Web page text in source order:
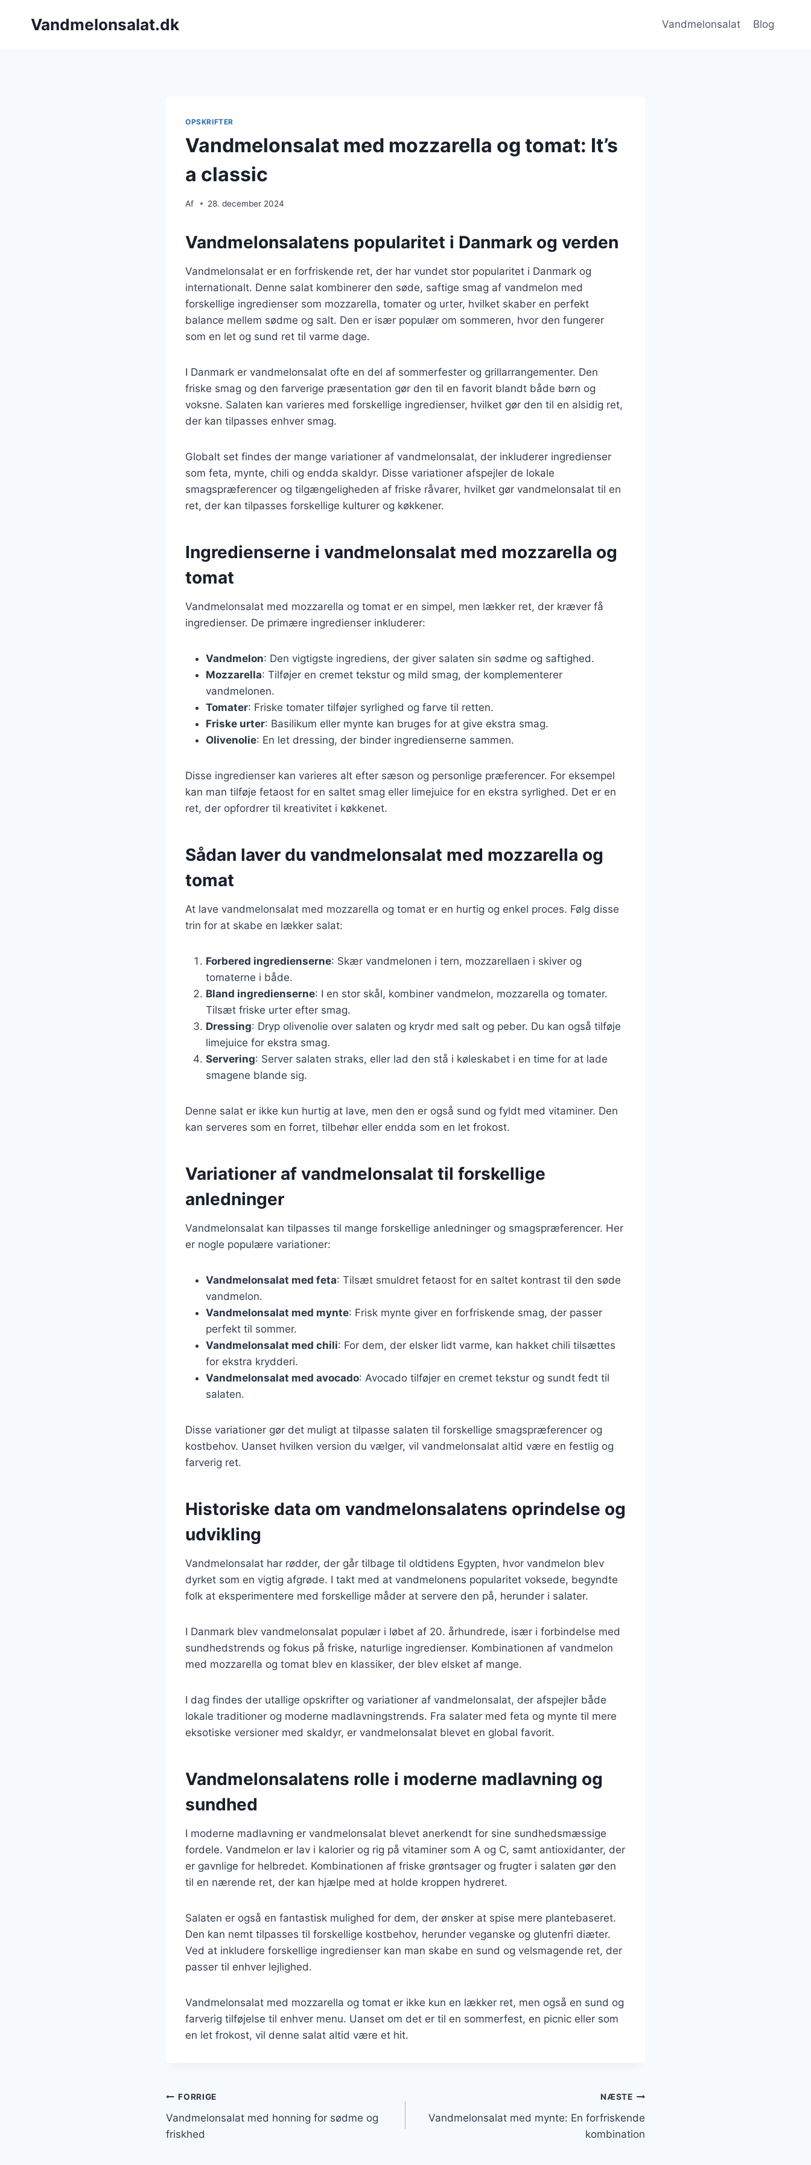
Vandmelonsalat.dk Vandmelonsalat Blog
OPSKRIFTER
Vandmelonsalat med mozzarella og tomat: It’s
a classic
Af 28. december 2024
Vandmelonsalatens popularitet i Danmark og verden
Vandmelonsalat er en forfriskende ret, der har vundet stor popularitet i Danmark og
internationalt. Denne salat kombinerer den søde, saftige smag af vandmelon med
forskellige ingredienser som mozzarella, tomater og urter, hvilket skaber en perfekt
balance mellem sødme og salt. Den er især populær om sommeren, hvor den fungerer
som en let og sund ret til varme dage.
I Danmark er vandmelonsalat ofte en del af sommerfester og grillarrangementer. Den
friske smag og den farverige præsentation gør den til en favorit blandt både børn og
voksne. Salaten kan varieres med forskellige ingredienser, hvilket gør den til en alsidig ret,
der kan tilpasses enhver smag.
Globalt set findes der mange variationer af vandmelonsalat, der inkluderer ingredienser
som feta, mynte, chili og endda skaldyr. Disse variationer afspejler de lokale
smagspræferencer og tilgængeligheden af friske råvarer, hvilket gør vandmelonsalat til en
ret, der kan tilpasses forskellige kulturer og køkkener.
Ingredienserne i vandmelonsalat med mozzarella og
tomat
Vandmelonsalat med mozzarella og tomat er en simpel, men lækker ret, der kræver få
ingredienser. De primære ingredienser inkluderer:
Vandmelon: Den vigtigste ingrediens, der giver salaten sin sødme og saftighed.
Mozzarella: Tilføjer en cremet tekstur og mild smag, der komplementerer
vandmelonen.
Tomater: Friske tomater tilføjer syrlighed og farve til retten.
Friske urter: Basilikum eller mynte kan bruges for at give ekstra smag.
Olivenolie: En let dressing, der binder ingredienserne sammen.
Disse ingredienser kan varieres alt efter sæson og personlige præferencer. For eksempel
kan man tilføje fetaost for en saltet smag eller limejuice for en ekstra syrlighed. Det er en
ret, der opfordrer til kreativitet i køkkenet.
Sådan laver du vandmelonsalat med mozzarella og
tomat
At lave vandmelonsalat med mozzarella og tomat er en hurtig og enkel proces. Følg disse
trin for at skabe en lækker salat:
Forbered ingredienserne: Skær vandmelonen i tern, mozzarellaen i skiver og
tomaterne i både.
Bland ingredienserne: I en stor skål, kombiner vandmelon, mozzarella og tomater.
Tilsæt friske urter efter smag.
Dressing: Dryp olivenolie over salaten og krydr med salt og peber. Du kan også tilføje
limejuice for ekstra smag.
Servering: Server salaten straks, eller lad den stå i køleskabet i en time for at lade
smagene blande sig.
Denne salat er ikke kun hurtig at lave, men den er også sund og fyldt med vitaminer. Den
kan serveres som en forret, tilbehør eller endda som en let frokost.
Variationer af vandmelonsalat til forskellige
anledninger
Vandmelonsalat kan tilpasses til mange forskellige anledninger og smagspræferencer. Her
er nogle populære variationer:
Vandmelonsalat med feta: Tilsæt smuldret fetaost for en saltet kontrast til den søde
vandmelon.
Vandmelonsalat med mynte: Frisk mynte giver en forfriskende smag, der passer
perfekt til sommer.
Vandmelonsalat med chili: For dem, der elsker lidt varme, kan hakket chili tilsættes
for ekstra krydderi.
Vandmelonsalat med avocado: Avocado tilføjer en cremet tekstur og sundt fedt til
salaten.
Disse variationer gør det muligt at tilpasse salaten til forskellige smagspræferencer og
kostbehov. Uanset hvilken version du vælger, vil vandmelonsalat altid være en festlig og
farverig ret.
Historiske data om vandmelonsalatens oprindelse og
udvikling
Vandmelonsalat har rødder, der går tilbage til oldtidens Egypten, hvor vandmelon blev
dyrket som en vigtig afgrøde. I takt med at vandmelonens popularitet voksede, begyndte
folk at eksperimentere med forskellige måder at servere den på, herunder i salater.
I Danmark blev vandmelonsalat populær i løbet af 20. århundrede, især i forbindelse med
sundhedstrends og fokus på friske, naturlige ingredienser. Kombinationen af vandmelon
med mozzarella og tomat blev en klassiker, der blev elsket af mange.
I dag findes der utallige opskrifter og variationer af vandmelonsalat, der afspejler både
lokale traditioner og moderne madlavningstrends. Fra salater med feta og mynte til mere
eksotiske versioner med skaldyr, er vandmelonsalat blevet en global favorit.
Vandmelonsalatens rolle i moderne madlavning og
sundhed
I moderne madlavning er vandmelonsalat blevet anerkendt for sine sundhedsmæssige
fordele. Vandmelon er lav i kalorier og rig på vitaminer som A og C, samt antioxidanter, der
er gavnlige for helbredet. Kombinationen af friske grøntsager og frugter i salaten gør den
til en nærende ret, der kan hjælpe med at holde kroppen hydreret.
Salaten er også en fantastisk mulighed for dem, der ønsker at spise mere plantebaseret.
Den kan nemt tilpasses til forskellige kostbehov, herunder veganske og glutenfri diæter.
Ved at inkludere forskellige ingredienser kan man skabe en sund og velsmagende ret, der
passer til enhver lejlighed.
Vandmelonsalat med mozzarella og tomat er ikke kun en lækker ret, men også en sund og
farverig tilføjelse til enhver menu. Uanset om det er til en sommerfest, en picnic eller som
en let frokost, vil denne salat altid være et hit.
Indlægsnavigation
FORRIGE
Vandmelonsalat med honning for sødme og
friskhed
NÆSTE
Vandmelonsalat med mynte: En forfriskende
kombination